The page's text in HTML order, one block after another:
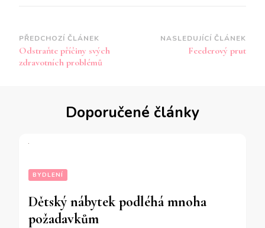
Navigace
příspěvku
PŘEDCHOZÍ ČLÁNEK
Odstraňte příčiny svých
zdravotních problémů
NASLEDUJÍCÍ ČLÁNEK
Feederový prut
Doporučené články
BYDLENÍ
Dětský nábytek podléhá mnoha
požadavkům